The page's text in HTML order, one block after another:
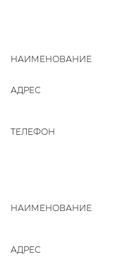
НАИМЕНОВАНИЕ
АДРЕС
ТЕЛЕФОН
НАИМЕНОВАНИЕ
АДРЕС